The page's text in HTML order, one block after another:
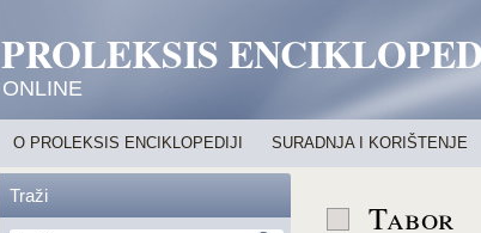
PROLEKSIS
ONLINE
O PROLEKSIS ENCIKLOPEDIJI SURADNJA I KORIŠTENJE
Traži
Tabor